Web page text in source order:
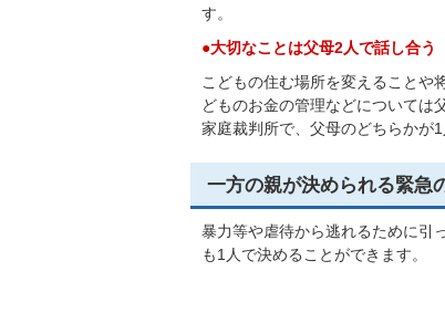
す。
●大切なことは父母2人で話し合う
こどもの住む場所を変えることや
どものお金の管理などについては
家庭裁判所で、父母のどちらかが
一方の親が決められる緊急
暴力等や虐待から逃れるために引
も1人で決めることができます。